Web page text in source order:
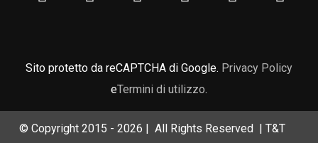
Sito protetto da reCAPTCHA di Google. Privacy Policy
eTermini di utilizzo.
© Copyright 2015 - 2026 | All Rights Reserved | T&T